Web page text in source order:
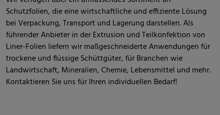
Schutzfolien, die eine wirtschaftliche und effiziente Lösung
bei Verpackung, Transport und Lagerung darstellen. Als
führender Anbieter in der Extrusion und Teilkonfektion von
Liner-Folien liefern wir maßgeschneiderte Anwendungen für
trockene und flüssige Schüttgüter, für Branchen wie
Landwirtschaft, Mineralien, Chemie, Lebensmittel und mehr.
Kontaktieren Sie uns für Ihren individuellen Bedarf!